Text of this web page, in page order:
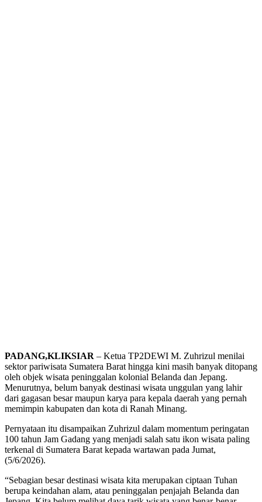
PADANG,KLIKSIAR – Ketua TP2DEWI M. Zuhrizul menilai
sektor pariwisata Sumatera Barat hingga kini masih banyak ditopang
oleh objek wisata peninggalan kolonial Belanda dan Jepang.
Menurutnya, belum banyak destinasi wisata unggulan yang lahir
dari gagasan besar maupun karya para kepala daerah yang pernah
memimpin kabupaten dan kota di Ranah Minang.
Pernyataan itu disampaikan Zuhrizul dalam momentum peringatan
100 tahun Jam Gadang yang menjadi salah satu ikon wisata paling
terkenal di Sumatera Barat kepada wartawan pada Jumat,
(5/6/2026).
“Sebagian besar destinasi wisata kita merupakan ciptaan Tuhan
berupa keindahan alam, atau peninggalan penjajah Belanda dan